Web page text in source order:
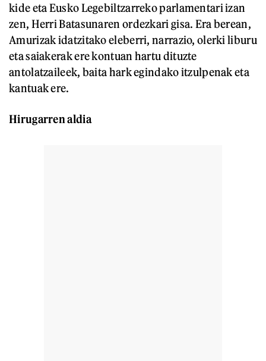
kide eta Eusko Legebiltzarreko parlamentari izan
zen, Herri Batasunaren ordezkari gisa. Era berean,
Amurizak idatzitako eleberri, narrazio, olerki liburu
eta saiakerak ere kontuan hartu dituzte
antolatzaileek, baita hark egindako itzulpenak eta
kantuak ere.
Hirugarren aldia